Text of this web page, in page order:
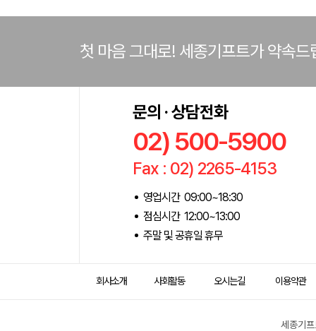
첫 마음 그대로! 세종기프트가 약속드
문의 · 상담전화
02) 500-5900
Fax : 02) 2265-4153
영업시간 09:00~18:30
점심시간 12:00~13:00
주말 및 공휴일 휴무
회사소개 사회활동 오시는길 이용약관
세종기